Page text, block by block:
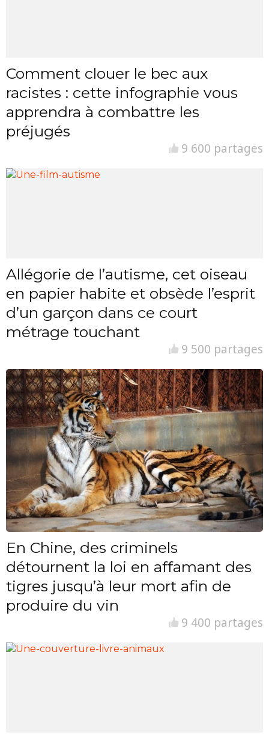
Comment clouer le bec aux
racistes : cette infographie vous
apprendra à combattre les
préjugés
9 600 partages
Allégorie de l’autisme, cet oiseau
en papier habite et obsède l’esprit
d’un garçon dans ce court
métrage touchant
9 500 partages
En Chine, des criminels
détournent la loi en affamant des
tigres jusqu’à leur mort afin de
produire du vin
9 400 partages